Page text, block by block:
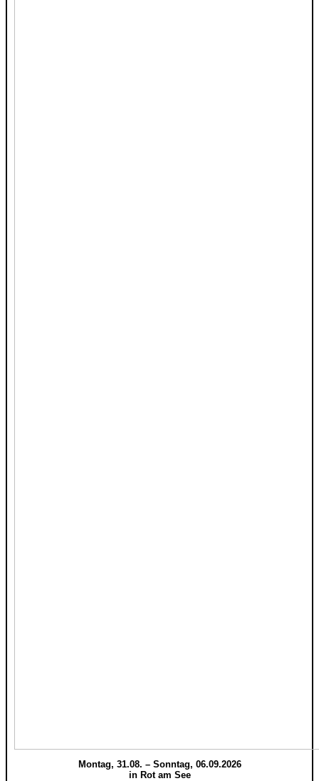
Montag, 31.08. – Sonntag, 06.09.2026
in Rot am See